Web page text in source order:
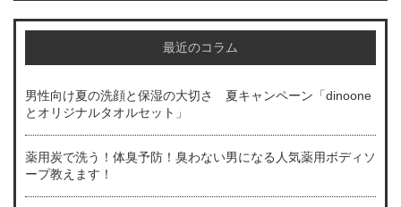
最近のコラム
男性向け夏の洗顔と保湿の大切さ 夏キャンペーン「dinoone
とオリジナルタオルセット」
薬用炭で洗う！体臭予防！臭わない男になる人気薬用ボディソ
ープ教えます！